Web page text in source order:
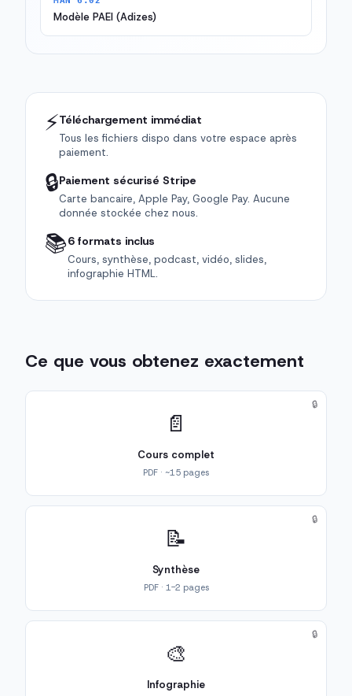
Modèle PAEI (Adizes)
⚡Téléchargement immédiat
Tous les fichiers dispo dans votre espace après
paiement.
🔒Paiement sécurisé Stripe
Carte bancaire, Apple Pay, Google Pay. Aucune
donnée stockée chez nous.
📚6 formats inclus
Cours, synthèse, podcast, vidéo, slides,
infographie HTML.
Ce que vous obtenez exactement
📄
Cours complet
PDF · ~15 pages
🔒
📝
Synthèse
PDF · 1-2 pages
🔒
🎨
Infographie
🔒